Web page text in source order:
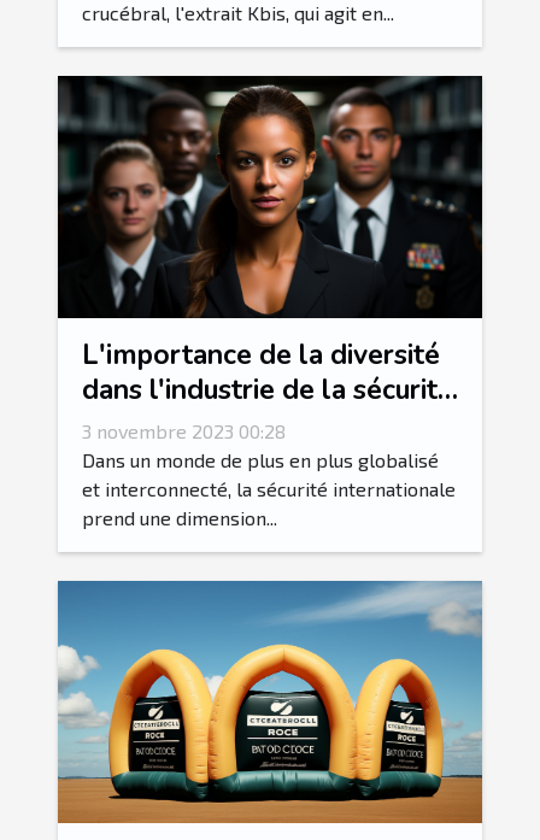
crucébral, l'extrait Kbis, qui agit en...
L'importance de la diversité
dans l'industrie de la sécurité
internationale
3 novembre 2023 00:28
Dans un monde de plus en plus globalisé
et interconnecté, la sécurité internationale
prend une dimension...